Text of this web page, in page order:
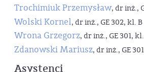
Trochimiuk Przemysław, dr inż.,
Wolski Kornel, dr inż., GE 302, kl. B
Wrona Grzegorz, dr inż., GE 301,
Zdanowski Mariusz, dr inż., GE
Asystenci